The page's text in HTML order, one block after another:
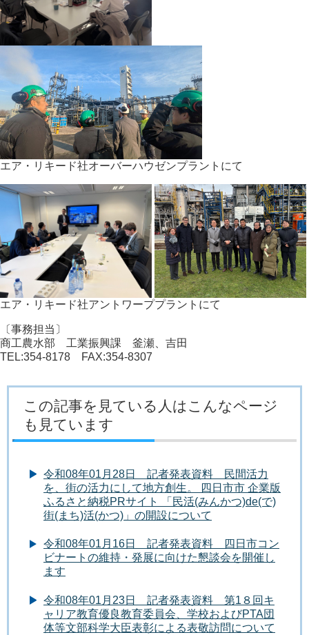
エア・リキード社オーバーハウゼンプラントにて
エア・リキード社アントワーププラントにて
〔事務担当〕
商工農水部 工業振興課 釜瀬、吉田
TEL:354-8178 FAX:354-8307
この記事を見ている人はこんなページ
も見ています
令和08年01月28日 記者発表資料 民間活力
を、街の活力にして地方創生。 四日市市 企業版
ふるさと納税PRサイト 「民活(みんかつ)de(で)
街(まち)活(かつ)」の開設について
令和08年01月16日 記者発表資料 四日市コン
ビナートの維持・発展に向けた懇談会を開催し
ます
令和08年01月23日 記者発表資料 第1８回キ
ャリア教育優良教育委員会、学校およびPTA団
体等文部科学大臣表彰による表敬訪問について